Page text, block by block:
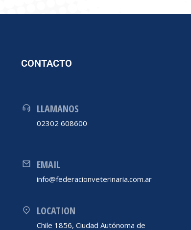
CONTACTO
LLAMANOS
02302 608600
EMAIL
info@federacionveterinaria.com.ar
LOCATION
Chile 1856, Ciudad Autónoma de